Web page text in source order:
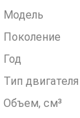
Модель
Поколение
Год
Тип двигателя
Объем, см³